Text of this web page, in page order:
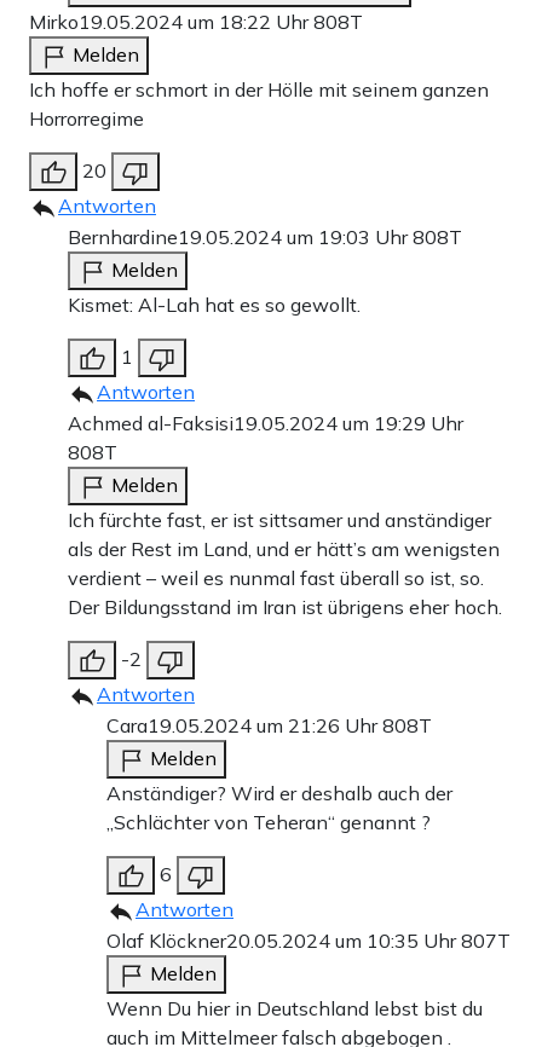
Mirko19.05.2024 um 18:22 Uhr808T
Melden
Ich hoffe er schmort in der Hölle mit seinem ganzen
Horrorregime
20
Antworten
Bernhardine19.05.2024 um 19:03 Uhr808T
Melden
Kismet: Al-Lah hat es so gewollt.
1
Antworten
Achmed al-Faksisi19.05.2024 um 19:29 Uhr
808T
Melden
Ich fürchte fast, er ist sittsamer und anständiger
als der Rest im Land, und er hätt’s am wenigsten
verdient – weil es nunmal fast überall so ist, so.
Der Bildungsstand im Iran ist übrigens eher hoch.
-2
Antworten
Cara19.05.2024 um 21:26 Uhr808T
Melden
Anständiger? Wird er deshalb auch der
„Schlächter von Teheran“ genannt ?
6
Antworten
Olaf Klöckner20.05.2024 um 10:35 Uhr807T
Melden
Wenn Du hier in Deutschland lebst bist du
auch im Mittelmeer falsch abgebogen .